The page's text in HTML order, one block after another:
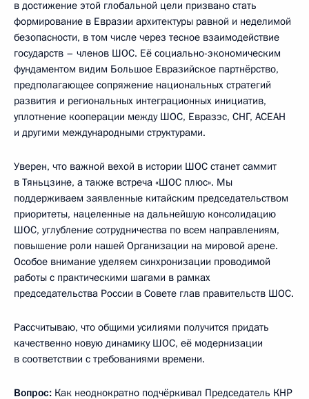
в достижение этой глобальной цели призвано стать
формирование в Евразии архитектуры равной и неделимой
безопасности, в том числе через тесное взаимодействие
государств – членов ШОС. Её социально-экономическим
фундаментом видим Большое Евразийское партнёрство,
предполагающее сопряжение национальных стратегий
развития и региональных интеграционных инициатив,
уплотнение кооперации между ШОС, Евразэс, СНГ, АСЕАН
и другими международными структурами.
Уверен, что важной вехой в истории ШОС станет саммит
в Тяньцзине, а также встреча «ШОС плюс». Мы
поддерживаем заявленные китайским председательством
приоритеты, нацеленные на дальнейшую консолидацию
ШОС, углубление сотрудничества по всем направлениям,
повышение роли нашей Организации на мировой арене.
Особое внимание уделяем синхронизации проводимой
работы с практическими шагами в рамках
председательства России в Совете глав правительств ШОС.
Рассчитываю, что общими усилиями получится придать
качественно новую динамику ШОС, её модернизации
в соответствии с требованиями времени.
Вопрос: Как неоднократно подчёркивал Председатель КНР